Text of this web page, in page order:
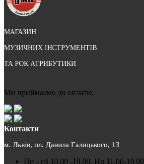
МАГАЗИН
МУЗИЧНИХ ІНСТРУМЕНТІВ
ТА РОК АТРИБУТИКИ
Ми приймаємо до оплати:
Контакти
м. Львів, пл. Данила Галицького, 13
Пн - сб 10.00 -19.00, Нд 11.00-19.00